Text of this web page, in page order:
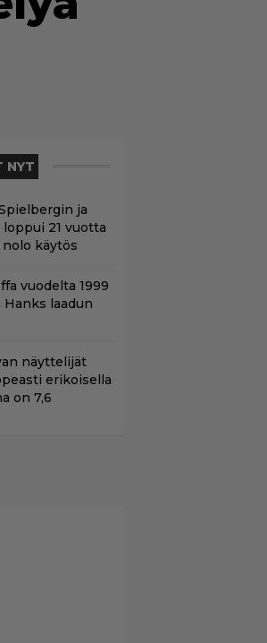
NYT
ja
21 vuotta
käytös
vuodelta 1999
Hanks laadun
näyttelijät
erikoisella
on 7,6